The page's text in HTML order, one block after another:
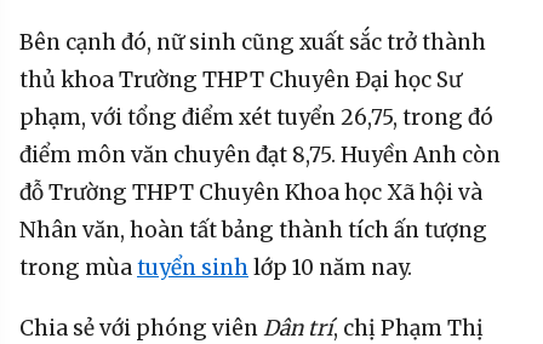
Bên cạnh đó, nữ sinh cũng xuất sắc trở thành
thủ khoa Trường THPT Chuyên Đại học Sư
phạm, với tổng điểm xét tuyển 26,75, trong đó
điểm môn văn chuyên đạt 8,75. Huyền Anh còn
đỗ Trường THPT Chuyên Khoa học Xã hội và
Nhân văn, hoàn tất bảng thành tích ấn tượng
trong mùatuyển sinhlớp 10 năm nay.
Chia sẻ với phóng viênDân trí, chị Phạm Thị